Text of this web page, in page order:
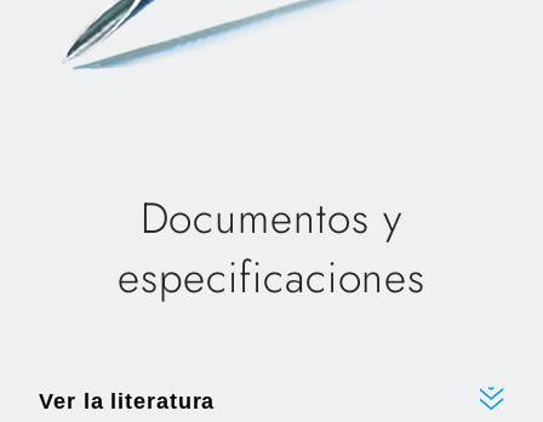
Documentos y
especificaciones
Ver la literatura